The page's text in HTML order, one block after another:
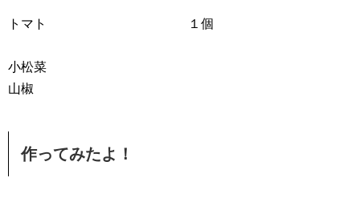
トマト １個
小松菜
山椒
作ってみたよ！